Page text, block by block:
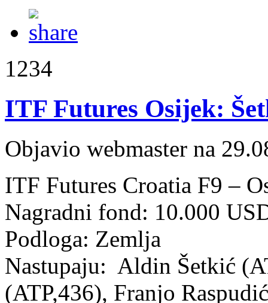
1234
ITF Futures Osijek:
Objavio webmaster na
ITF Futures Croatia F9 –
Nagradni fond: 10.000
Podloga: Zemlja
Nastupaju: Aldin Šetkić
(ATP,436), Franjo